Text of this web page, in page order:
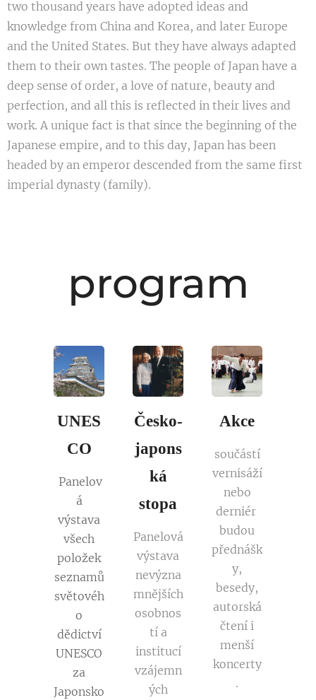
two thousand years have adopted ideas and
knowledge from China and Korea, and later Europe
and the United States. But they have always adapted
them to their own tastes. The people of Japan have a
deep sense of order, a love of nature, beauty and
perfection, and all this is reflected in their lives and
work. A unique fact is that since the beginning of the
Japanese empire, and to this day, Japan has been
headed by an emperor descended from the same first
imperial dynasty (family).
program
UNES
CO
Panelov
á
výstava
všech
položek
seznamů
světovéh
o
dědictví
UNESCO
za
Japonsko
Česko-
japons
ká
stopa
Panelová
výstava
nevýzna
mnějších
osobnos
tí a
institucí
vzájemn
ých
Akce
součástí
vernisáží
nebo
derniér
budou
přednášk
y,
besedy,
autorská
čtení i
menší
koncerty
.